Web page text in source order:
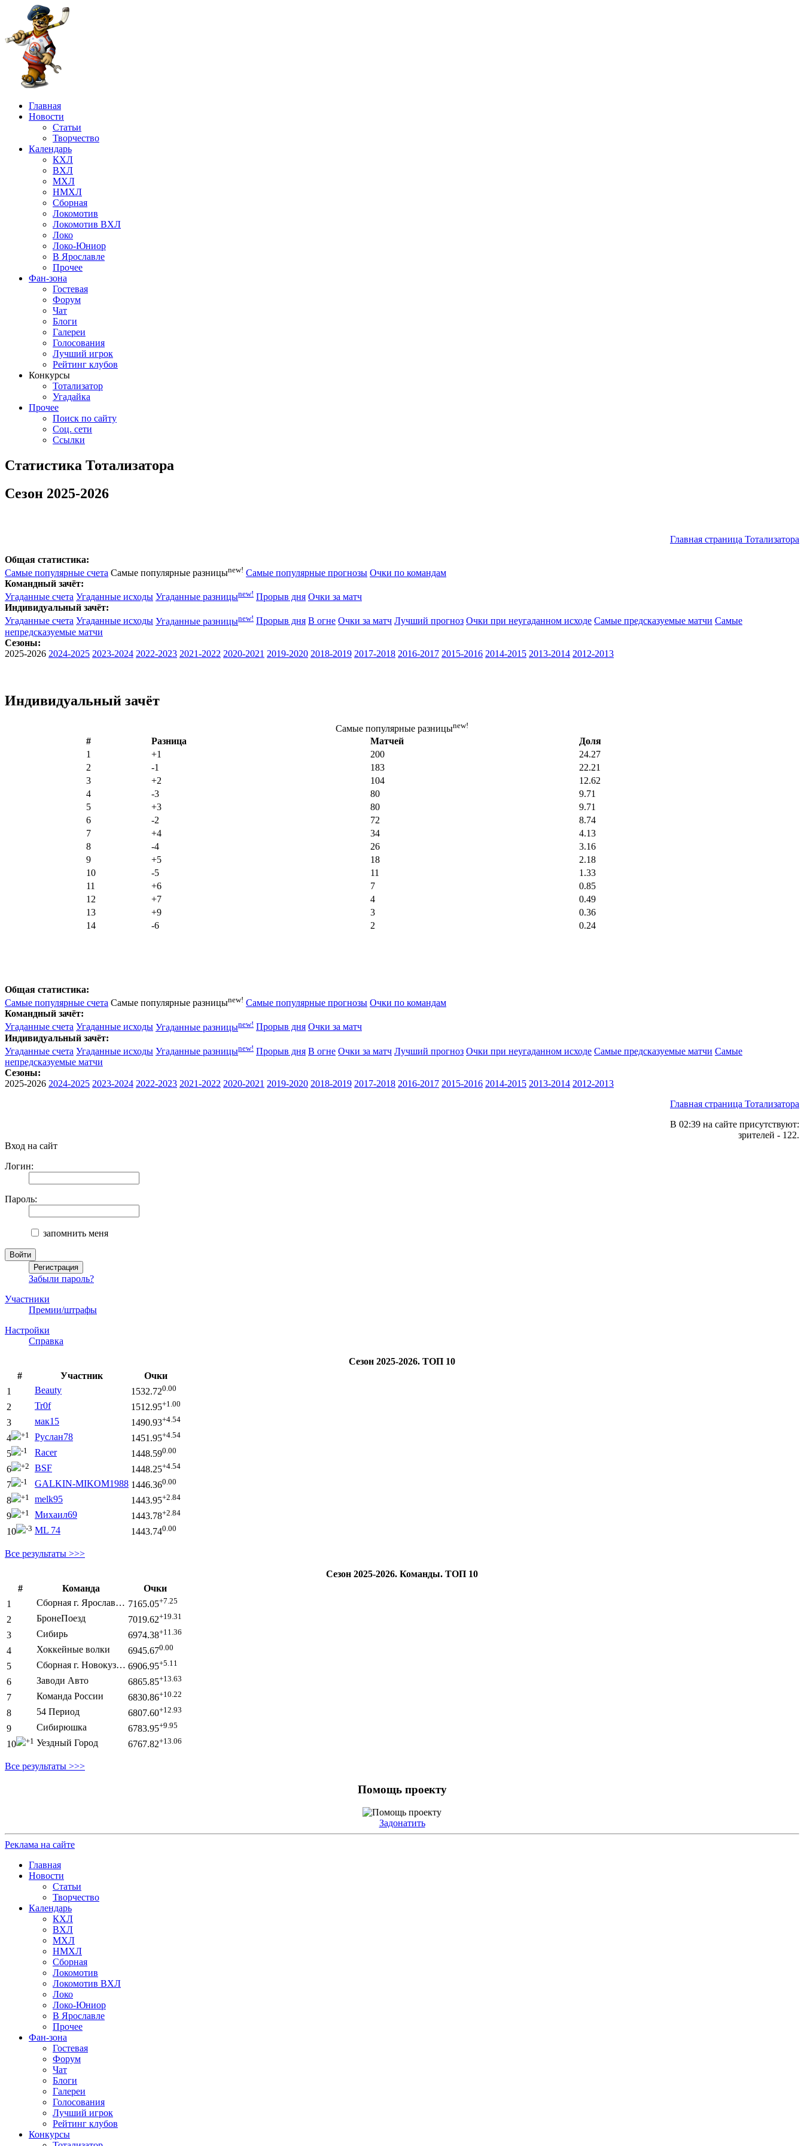
Главная
Новости
Статьи
Творчество
Календарь
КХЛ
ВХЛ
МХЛ
НМХЛ
Сборная
Локомотив
Локомотив ВХЛ
Локо
Локо-Юниор
В Ярославле
Прочее
Фан-зона
Гостевая
Форум
Чат
Блоги
Галереи
Голосования
Лучший игрок
Рейтинг клубов
Конкурсы
Тотализатор
Угадайка
Прочее
Поиск по сайту
Соц. сети
Ссылки
Статистика Тотализатора
Сезон 2025-2026
Главная страница Тотализатора
Общая статистика:
Самые популярные счета Самые популярные разницыnew! Самые популярные прогнозы Очки по командам
Командный зачёт:
Угаданные счета Угаданные исходы Угаданные разницыnew! Прорыв дня Очки за матч
Индивидуальный зачёт:
Угаданные счета Угаданные исходы Угаданные разницыnew! Прорыв дня В огне Очки за матч Лучший прогноз Очки при неугаданном исходе Самые предсказуемые матчи Самые
непредсказуемые матчи
Сезоны:
2025-2026 2024-2025 2023-2024 2022-2023 2021-2022 2020-2021 2019-2020 2018-2019 2017-2018 2016-2017 2015-2016 2014-2015 2013-2014 2012-2013
Индивидуальный зачёт
Самые популярные разницыnew!
# Разница Матчей
Доля
1
+1 200
24.27
2
-1 183
22.21
3
+2 104
12.62
4
-3 80
9.71
5
+3 80
9.71
6
-2 72
8.74
7
+4 34
4.13
8
-4 26
3.16
9
+5 18
2.18
10
-5 11
1.33
11
+6 7
0.85
12
+7 4
0.49
13
+9 3
0.36
14
-6 2 0.24
Общая статистика:
Самые популярные счета Самые популярные разницыnew! Самые популярные прогнозы Очки по командам
Командный зачёт:
Угаданные счета Угаданные исходы Угаданные разницыnew! Прорыв дня Очки за матч
Индивидуальный зачёт:
Угаданные счета Угаданные исходы Угаданные разницыnew! Прорыв дня В огне Очки за матч Лучший прогноз Очки при неугаданном исходе Самые предсказуемые матчи Самые
непредсказуемые матчи
Сезоны:
2025-2026 2024-2025 2023-2024 2022-2023 2021-2022 2020-2021 2019-2020 2018-2019 2017-2018 2016-2017 2015-2016 2014-2015 2013-2014 2012-2013
Главная страница Тотализатора
В 02:39 на сайте присутствуют:
зрителей - 122.
Вход на сайт
Логин:
Пароль:
запомнить меня
Забыли пароль?
Участники
Премии/штрафы
Настройки
Справка
Сезон 2025-2026. ТОП 10
#
Участник
Очки
1
Beauty 1532.720.00
2 Tr0f 1512.95+1.00
3 мак15 1490.93+4.54
4 1 Руслан78 1451.95+4.54
5 1 Racer 1448.590.00
6 2 BSF 1448.25+4.54
7 1 GALKIN-MIKOM1988 1446.360.00
8 1 melk95 1443.95+2.84
9 1 Михаил69 1443.78+2.84
10 3 ML 74 1443.740.00
Все результаты >>>
Сезон 2025-2026. Команды. ТОП 10
#
Команда
Очки
1
Сборная г. Ярослав… 7165.05+7.25
2 БронеПоезд 7019.62+19.31
3 Сибирь 6974.38+11.36
4 Хоккейные волки 6945.670.00
5 Сборная г. Новокуз… 6906.95+5.11
6 Заводи Авто 6865.85+13.63
7 Команда России 6830.86+10.22
8 54 Период 6807.60+12.93
9 Сибирюшка 6783.95+9.95
10 1 Уездный Город 6767.82+13.06
Все результаты >>>
Помощь проекту
Задонатить
Реклама на сайте
Главная
Новости
Статьи
Творчество
Календарь
КХЛ
ВХЛ
МХЛ
НМХЛ
Сборная
Локомотив
Локомотив ВХЛ
Локо
Локо-Юниор
В Ярославле
Прочее
Фан-зона
Гостевая
Форум
Чат
Блоги
Галереи
Голосования
Лучший игрок
Рейтинг клубов
Конкурсы